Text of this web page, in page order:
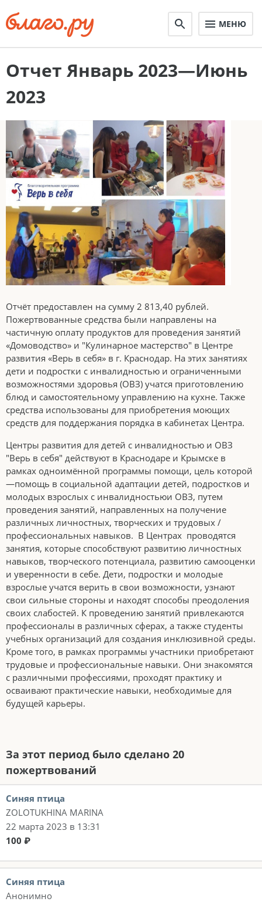
МЕНЮ
Отчет Январь 2023—Июнь
2023
Отчёт предоставлен на сумму 2 813,40 рублей.
Пожертвованные средства были направлены на
частичную оплату продуктов для проведения занятий
«Домоводство» и "Кулинарное мастерство" в Центре
развития «Верь в себя» в г. Краснодар. На этих занятиях
дети и подростки с инвалидностью и ограниченными
возможностями здоровья (ОВЗ) учатся приготовлению
блюд и самостоятельному управлению на кухне. Также
средства использованы для приобретения моющих
средств для поддержания порядка в кабинетах Центра.
Центры развития для детей с инвалидностью и ОВЗ
"Верь в себя" действуют в Краснодаре и Крымске в
рамках одноимённой программы помощи, цель которой
—помощь в социальной адаптации детей, подростков и
молодых взрослых с инвалидностьюи ОВЗ, путем
проведения занятий, направленных на получение
различных личностных, творческих и трудовых /
профессиональных навыков. В Центрах проводятся
занятия, которые способствуют развитию личностных
навыков, творческого потенциала, развитию самооценки
и уверенности в себе. Дети, подростки и молодые
взрослые учатся верить в свои возможности, узнают
свои сильные стороны и находят способы преодоления
своих слабостей. К проведению занятий привлекаются
профессионалы в различных сферах, а также студенты
учебных организаций для создания инклюзивной среды.
Кроме того, в рамках программы участники приобретают
трудовые и профессиональные навыки. Они знакомятся
с различными профессиями, проходят практику и
осваивают практические навыки, необходимые для
будущей карьеры.
За этот период было сделано 20
пожертвований
Синяя птица
ZOLOTUKHINA MARINA
22 марта 2023 в 13:31
100 ₽
Синяя птица
Анонимно